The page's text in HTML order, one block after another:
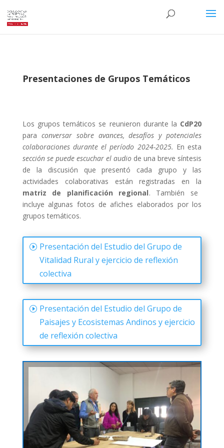
Presentaciones de Grupos Temáticos
Los grupos temáticos se reunieron durante la CdP20
para conversar sobre avances, desafíos y potenciales
colaboraciones durante el período 2024-2025. En esta
sección se puede escuchar el audio de una breve síntesis
de la discusión que presentó cada grupo y las
actividades colaborativas están registradas en la
matriz de planificación regional. También se
incluye algunas fotos de afiches elaborados por los
grupos temáticos.
Presentación del Estudio del Grupo de
Vitalidad Rural y ejercicio de reflexión
colectiva
Presentación del Estudio del Grupo de
Paisajes y Ecosistemas Andinos y ejercicio
de reflexión colectiva